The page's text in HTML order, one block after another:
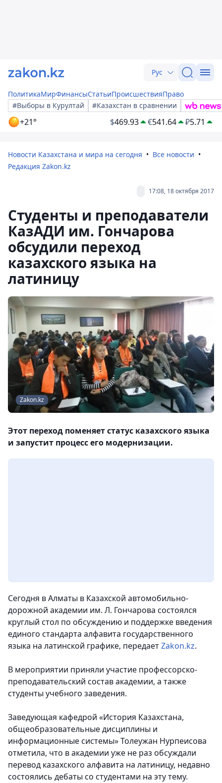
Рус
ПолитикаМирФинансыСтатьиПроисшествияПраво
#Выборы в Курултай
#Казахстан в сравнении
+21° $469.93 €541.64 ₽5.71
Новости Казахстана и мира на сегодня
Все новости
Редакция Zakon.kz
17:08, 18 октября 2017
Студенты и преподаватели
КазАДИ им. Гончарова
обсудили переход
казахского языка на
латиницу
Zakon.kz
Этот переход поменяет статус казахского языка
и запустит процесс его модернизации.
Сегодня в Алматы в Казахской автомобильно-
дорожной академии им. Л. Гончарова состоялся
круглый стол по обсуждению и поддержке введения
единого стандарта алфавита государственного
языка на латинской графике, передаетZakon.kz.
В мероприятии приняли участие профессорско-
преподавательский состав академии, а также
студенты учебного заведения.
Заведующая кафедрой «История Казахстана,
общеобразовательные дисциплины и
информационные системы» Толеужан Нурпеисова
отметила, что в академии уже не раз обсуждали
перевод казахского алфавита на латиницу, недавно
состоялись дебаты со студентами на эту тему.